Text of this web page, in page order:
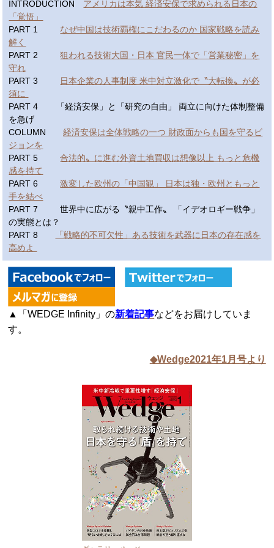
INTRODUCTION アメリカは本気 経済安保で求められる日本の
「覚悟」
PART 1 なぜ中国は技術覇権にこだわるのか 国家戦略を読み
解く
PART 2狙われる技術大国・日本 官民一体で「営業秘密」を
守れ
PART 3 日本企業の人事制度 米中対立激化で〝大転換〟が必
須に
PART 4 「経済安保」と「研究の自由」 両立に向けた体制整備
を急げ
COLUMN経済安保は全体戦略の一つ 財政面からも国を守るビ
ジョンを
PART 5合法的〟に進む外資土地買収は想像以上 もっと危機
感を持て
PART 6激変した欧州の「中国観」 日本は独・欧州ともっと
手を結べ
PART 7 世界中に広がる〝親中工作〟 「イデオロギー戦争」
の実態とは？
PART 8
「戦略的不可欠性」ある技術を武器に日本の存在感を
高めよ
▲「WEDGE Infinity」の新着記事などをお届けしていま
す。
◆Wedge2021年1月号より